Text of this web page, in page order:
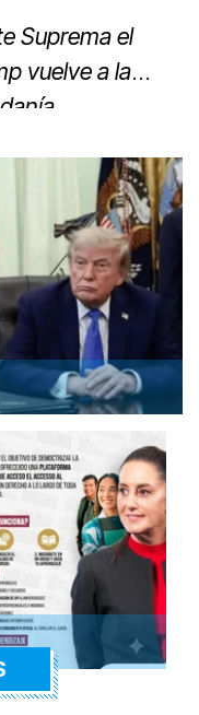
Suprema el
vuelve a la